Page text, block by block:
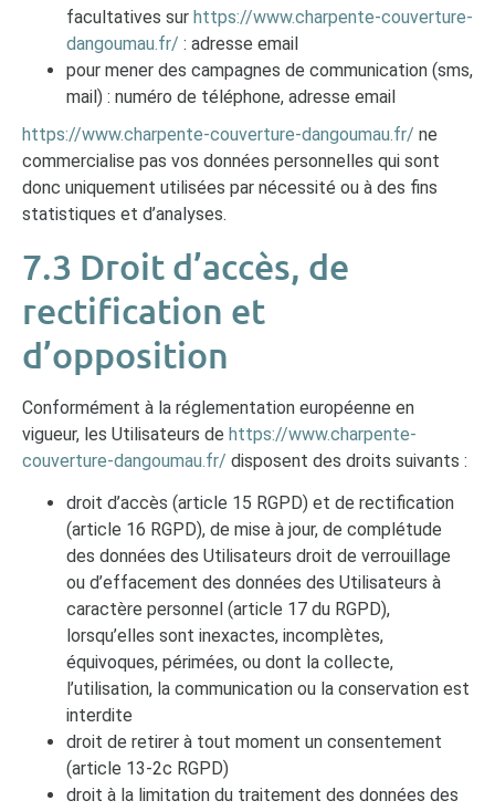
facultatives sur https://www.charpente-couverture-
dangoumau.fr/ : adresse email
pour mener des campagnes de communication (sms,
mail) : numéro de téléphone, adresse email
https://www.charpente-couverture-dangoumau.fr/ ne
commercialise pas vos données personnelles qui sont
donc uniquement utilisées par nécessité ou à des fins
statistiques et d’analyses.
7.3 Droit d’accès, de
rectification et
d’opposition
Conformément à la réglementation européenne en
vigueur, les Utilisateurs de https://www.charpente-
couverture-dangoumau.fr/ disposent des droits suivants :
droit d’accès (article 15 RGPD) et de rectification
(article 16 RGPD), de mise à jour, de complétude
des données des Utilisateurs droit de verrouillage
ou d’effacement des données des Utilisateurs à
caractère personnel (article 17 du RGPD),
lorsqu’elles sont inexactes, incomplètes,
équivoques, périmées, ou dont la collecte,
l’utilisation, la communication ou la conservation est
interdite
droit de retirer à tout moment un consentement
(article 13-2c RGPD)
droit à la limitation du traitement des données des